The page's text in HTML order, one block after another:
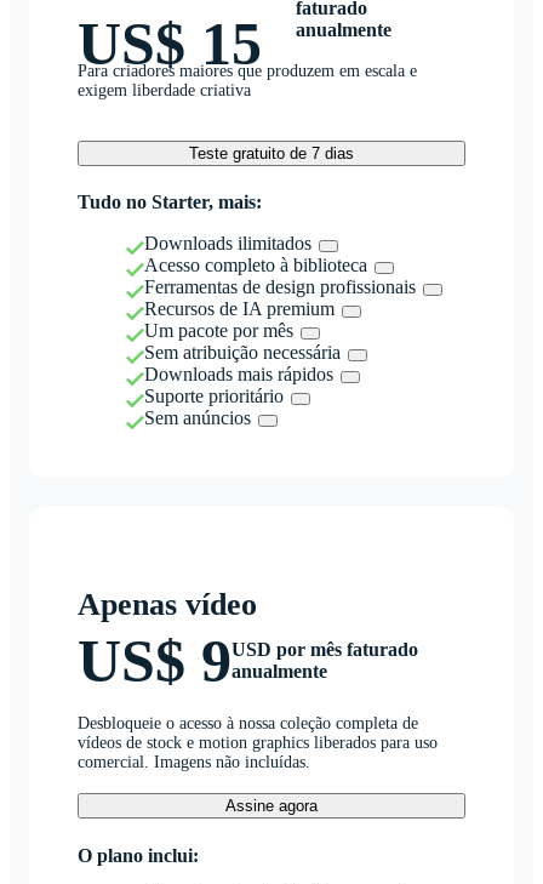
US$ 15
faturado
anualmente
Para criadores maiores que produzem em escala e
exigem liberdade criativa
Teste gratuito de 7 dias
Tudo no Starter, mais:
Downloads ilimitados
Acesso completo à biblioteca
Ferramentas de design profissionais
Recursos de IA premium
Um pacote por mês
Sem atribuição necessária
Downloads mais rápidos
Suporte prioritário
Sem anúncios
Apenas vídeo
US$ 9USD por mês faturado
anualmente
Desbloqueie o acesso à nossa coleção completa de
vídeos de stock e motion graphics liberados para uso
comercial. Imagens não incluídas.
Assine agora
O plano inclui: